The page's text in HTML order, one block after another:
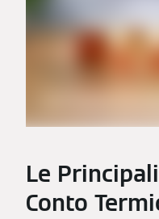
Le
Conto